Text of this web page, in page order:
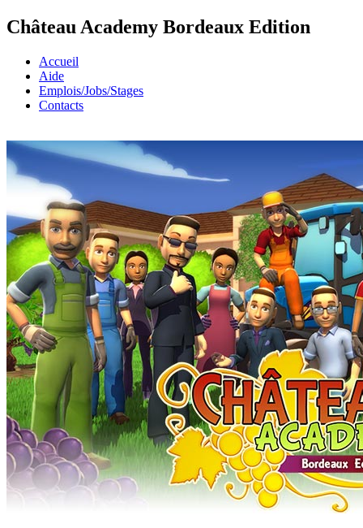
Château Academy Bordeaux Edition
Accueil
Aide
Emplois/Jobs/Stages
Contacts